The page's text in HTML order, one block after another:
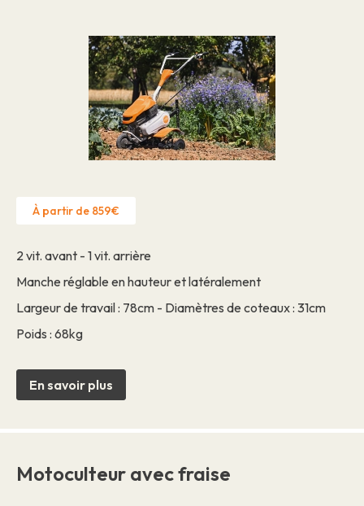
À partir de 859€
2 vit. avant - 1 vit. arrière
Manche réglable en hauteur et latéralement
Largeur de travail : 78cm - Diamètres de coteaux : 31cm
Poids : 68kg
En savoir plus
Motoculteur avec fraise